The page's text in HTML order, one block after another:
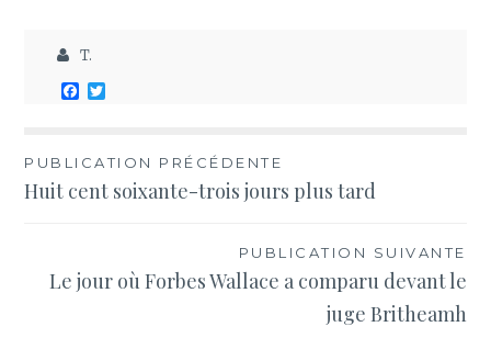
T.
Facebook
Navigation
l’article
PUBLICATION PRÉCÉDENTE
Huit cent soixante-trois jours plus tard
PUBLICATION SUIVANTE
Le jour où Forbes Wallace a comparu devant le
juge Britheamh